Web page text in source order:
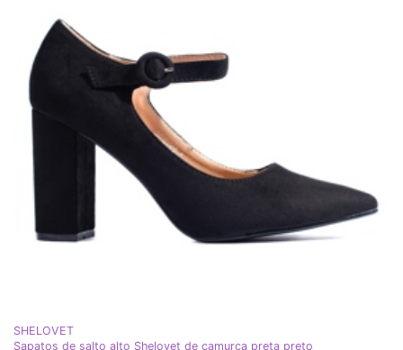
SHELOVET
Sapatos de salto alto Shelovet de camurça preta preto